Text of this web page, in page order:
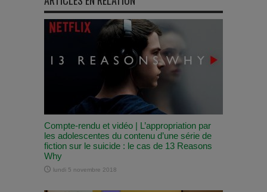
Compte-rendu et vidéo | L’appropriation par
les adolescentes du contenu d’une série de
fiction sur le suicide : le cas de 13 Reasons
Why
lundi 5 novembre 2018